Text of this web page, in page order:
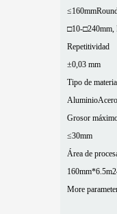
≤160mm
□10-□240mm,
Repetitividad
±0,03 mm
Tipo de
Aluminio
Grosor
≤30mm
Área de
160mm*6.5m
More